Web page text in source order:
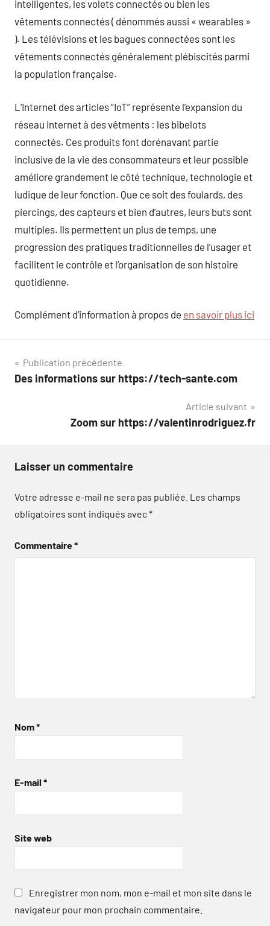
intelligentes, les volets connectés ou bien les
vêtements connectés ( dénommés aussi « wearables »
). Les télévisions et les bagues connectées sont les
vêtements connectés généralement plébiscités parmi
la population française.
L’Internet des articles “IoT” représente l’expansion du
réseau internet à des vêtments : les bibelots
connectés. Ces produits font dorénavant partie
inclusive de la vie des consommateurs et leur possible
améliore grandement le côté technique, technologie et
ludique de leur fonction. Que ce soit des foulards, des
piercings, des capteurs et bien d’autres, leurs buts sont
multiples. Ils permettent un plus de temps, une
progression des pratiques traditionnelles de l’usager et
facilitent le contrôle et l’organisation de son histoire
quotidienne.
Complément d’information à propos de en savoir plus ici
Navigation
de
Publication précédente
Des informations sur https://tech-sante.com
Article suivant
Zoom sur https://valentinrodriguez.fr
Laisser un commentaire
Votre adresse e-mail ne sera pas publiée. Les champs
obligatoires sont indiqués avec*
Commentaire*
Nom*
E-mail *
Site web
Enregistrer mon nom, mon e-mail et mon site dans le
navigateur pour mon prochain commentaire.